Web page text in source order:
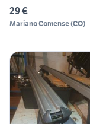
29 €
Mariano Comense(CO)